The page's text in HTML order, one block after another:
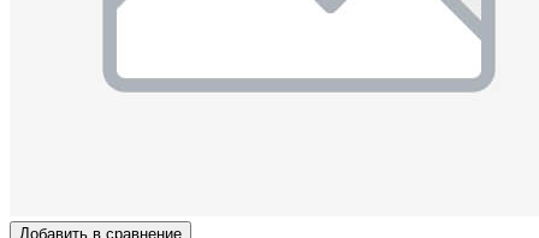
Добавить в сравнение